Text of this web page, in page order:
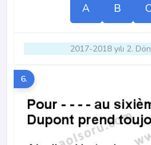
A B C
2017-2018 yılı 2.
6.